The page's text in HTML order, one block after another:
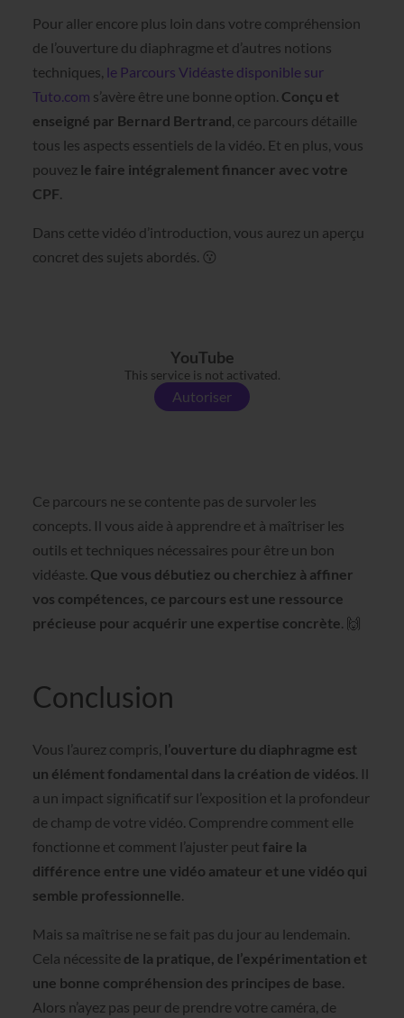
Pour aller encore plus loin dans votre compréhension
de l’ouverture du diaphragme et d’autres notions
techniques, le Parcours Vidéaste disponible sur
Tuto.com s’avère être une bonne option. Conçu et
enseigné par Bernard Bertrand, ce parcours détaille
tous les aspects essentiels de la vidéo. Et en plus, vous
pouvez le faire intégralement financer avec votre
CPF.
Dans cette vidéo d’introduction, vous aurez un aperçu
concret des sujets abordés. 😗
YouTube
This service is not activated.
Autoriser
Ce parcours ne se contente pas de survoler les
concepts. Il vous aide à apprendre et à maîtriser les
outils et techniques nécessaires pour être un bon
vidéaste. Que vous débutiez ou cherchiez à affiner
vos compétences, ce parcours est une ressource
précieuse pour acquérir une expertise concrète. 🙌
Conclusion
Vous l’aurez compris, l’ouverture du diaphragme est
un élément fondamental dans la création de vidéos. Il
a un impact significatif sur l’exposition et la profondeur
de champ de votre vidéo. Comprendre comment elle
fonctionne et comment l’ajuster peut faire la
différence entre une vidéo amateur et une vidéo qui
semble professionnelle.
Mais sa maîtrise ne se fait pas du jour au lendemain.
Cela nécessite de la pratique, de l’expérimentation et
une bonne compréhension des principes de base.
Alors n’ayez pas peur de prendre votre caméra, de